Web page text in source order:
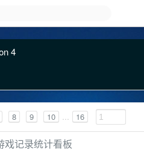
4
8 9 10 ... 16
戏记录统计看板